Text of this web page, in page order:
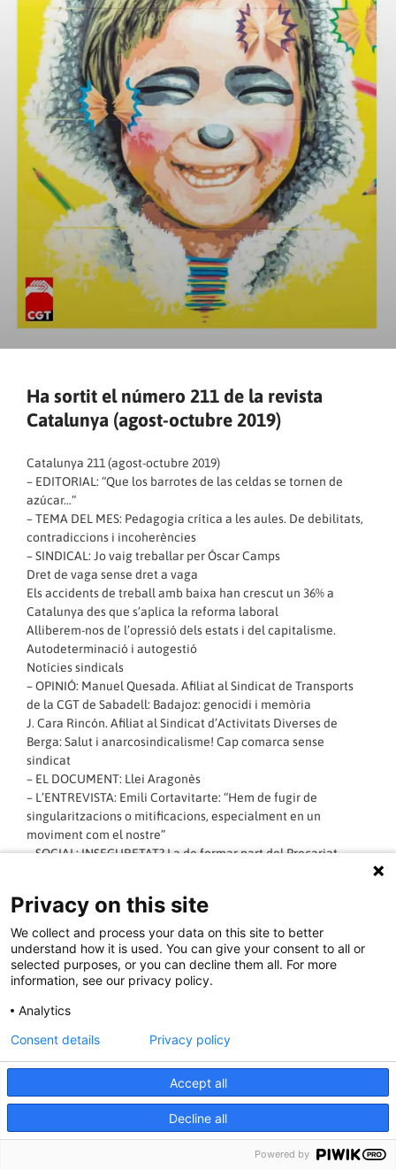
Ha sortit el número 211 de la revista
Catalunya (agost-octubre 2019)
Catalunya 211 (agost-octubre 2019)
– EDITORIAL: “Que los barrotes de las celdas se tornen de
azúcar…“
– TEMA DEL MES: Pedagogia crítica a les aules. De debilitats,
contradiccions i incoherències
– SINDICAL: Jo vaig treballar per Óscar Camps
Dret de vaga sense dret a vaga
Els accidents de treball amb baixa han crescut un 36% a
Catalunya des que s’aplica la reforma laboral
Alliberem-nos de l’opressió dels estats i del capitalisme.
Autodeterminació i autogestió
Notícies sindicals
– OPINIÓ: Manuel Quesada. Afiliat al Sindicat de Transports
de la CGT de Sabadell: Badajoz: genocidi i memòria
J. Cara Rincón. Afiliat al Sindicat d’Activitats Diverses de
Berga: Salut i anarcosindicalisme! Cap comarca sense
sindicat
– EL DOCUMENT: Llei Aragonès
– L’ENTREVISTA: Emili Cortavitarte: “Hem de fugir de
singularitzacions o mitificacions, especialment en un
moviment com el nostre”
– SOCIAL: INSEGURETAT? La de formar part del Precariat
de la Innocència
– INTERNACIONAL: Campament de Jineolojî a Catalunya
– DINAMITA DE CERVELL: Reconstrucció de la CNT i el MLE a
la clandestinitat
La nota de l’alcalde de Terrassa a un formulari obsolet (1919)
acomiadar, però cal posar en una balança la por i la salut”
Podeu veure i descarregar el Catalunya 211 a:
Catalunya 211
LLEGIR MÉS »
Privacy on this site
We collect and process your data on this site to better
understand how it is used. You can give your consent to all or
selected purposes, or you can decline them all. For more
information, see our privacy policy.
Analytics
Accept all
Decline all
Consent details Privacy policy
Powered by